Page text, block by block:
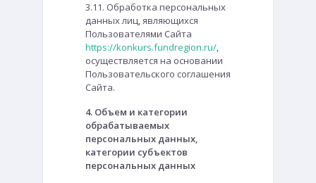
3.11. Обработка персональных
данных лиц, являющихся
Пользователями Сайта
https://konkurs.fundregion.ru/,
осуществляется на основании
Пользовательского соглашения
Сайта.
4. Объем и категории
обрабатываемых
персональных данных,
категории субъектов
персональных данных